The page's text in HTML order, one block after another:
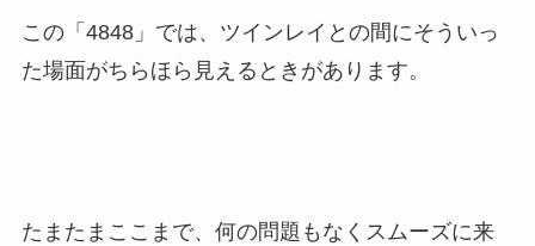
この「4848」では、ツインレイとの間にそういっ
た場面がちらほら見えるときがあります。
たまたまここまで、何の問題もなくスムーズに来